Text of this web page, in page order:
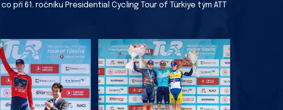
61. ročníku Presidential Cycling Tour of Türkiye tým ATT